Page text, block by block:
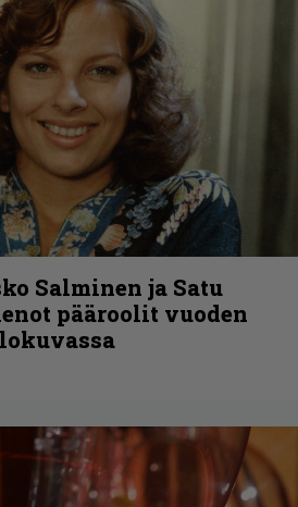
Salminen ja Satu
pääroolit vuoden